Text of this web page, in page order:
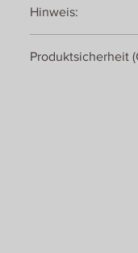
Holzfahrzeugen,
Baustellen-
Ladefläche können
transportieren.
Hinweis:
Verpackung
Produktsicherheit